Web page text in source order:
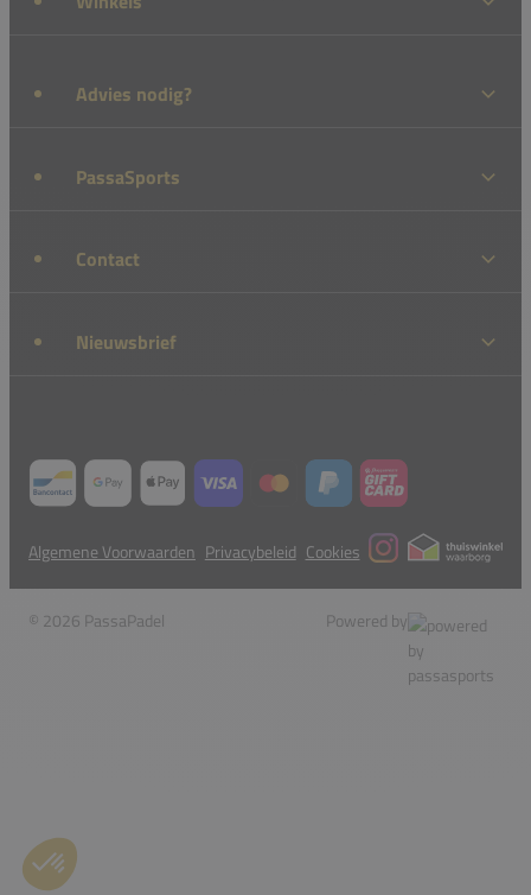
Advies nodig?
PassaSports
Contact
Nieuwsbrief
Algemene Voorwaarden Privacybeleid Cookies
© 2026 PassaPadel Powered by